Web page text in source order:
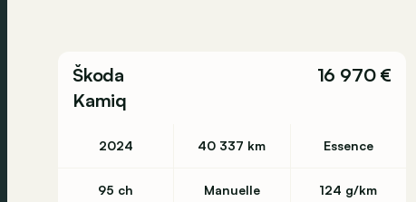
Škoda
Kamiq
16 970 €
2024 40 337 km Essence
95 ch Manuelle 124 g/km